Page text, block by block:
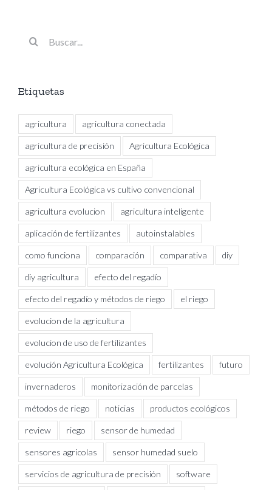
Etiquetas
agricultura agricultura conectada
agricultura de precisión Agricultura Ecológica
agricultura ecológica en España
Agricultura Ecológica vs cultivo convencional
agricultura evolucion agricultura inteligente
aplicación de fertilizantes autoinstalables
como funciona comparación comparativa diy
diy agricultura efecto del regadío
efecto del regadío y métodos de riego el riego
evolucion de la agricultura
evolucion de uso de fertilizantes
evolución Agricultura Ecológica fertilizantes futuro
invernaderos monitorización de parcelas
métodos de riego noticias productos ecológicos
review riego sensor de humedad
sensores agricolas sensor humedad suelo
servicios de agricultura de precisión software